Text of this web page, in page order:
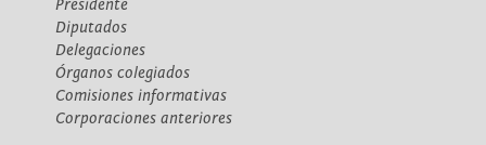
Presidente
Diputados
Delegaciones
Órganos colegiados
Comisiones informativas
Corporaciones anteriores